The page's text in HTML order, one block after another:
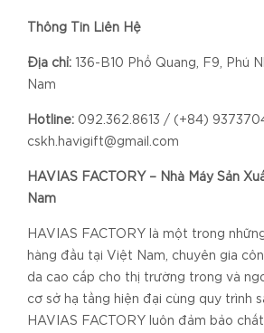
Thông Tin Liên Hệ
Địa chỉ: 136-B10 Phổ Quang, F9, Phú
Nam
Hotline: 092.362.8613 / (+84)
cskh.havigift@gmail.com
HAVIAS FACTORY – Nhà Máy Sản
Nam
HAVIAS FACTORY là một trong
hàng đầu tại Việt Nam, chuyên gia
da cao cấp cho thị trường trong và
cơ sở hạ tầng hiện đại cùng quy trình
HAVIAS FACTORY luôn đảm bảo